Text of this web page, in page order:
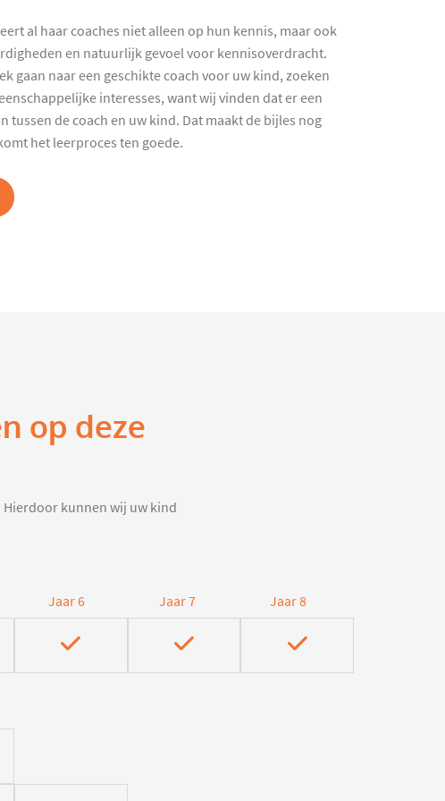
al haar coaches niet alleen op hun kennis, maar ook
en natuurlijk gevoel voor kennisoverdracht.
gaan naar een geschikte coach voor uw kind, zoeken
interesses, want wij vinden dat er een
tussen de coach en uw kind. Dat maakt de bijles nog
het leerproces ten goede.
op deze
Hierdoor kunnen wij uw kind
Jaar 6 Jaar 7 Jaar 8